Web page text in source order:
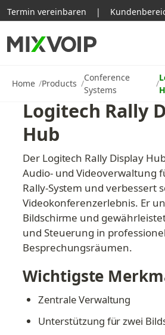
Home Products
Conference
Systems
Logitech Rally
Hub
Der Logitech Rally Display
Audio- und Videoverwaltung
Rally-System und verbessert
Videokonferenzerlebnis. Er
Bildschirme und
und Steuerung in
Besprechungsräumen.
Wichtigste
Zentrale Verwaltung
Unterstützung für zwei
Termin vereinbaren |